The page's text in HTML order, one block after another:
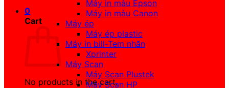
0
Cart
No products in the cart.
Máy in màu Epson
Máy in màu Canon
Máy ép
Máy ép plastic
Máy in bill-Tem nhãn
Xprinter
Máy Scan
Máy Scan Plustek
Máy Scan HP